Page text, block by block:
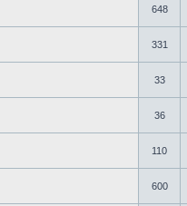
648
331
33
36
110
600